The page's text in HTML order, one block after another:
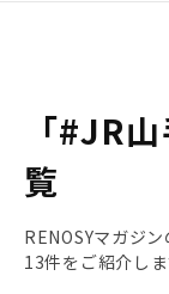
「#JR
覧
RENOSYマガジ
13件をご紹介しま